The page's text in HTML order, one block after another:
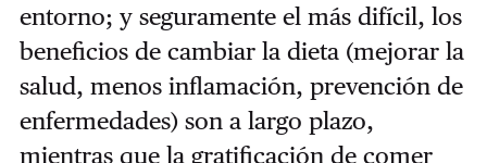
entorno; y seguramente el más difícil, los
beneficios de cambiar la dieta (mejorar la
salud, menos inflamación, prevención de
enfermedades) son a largo plazo,
mientras que la gratificación de comer